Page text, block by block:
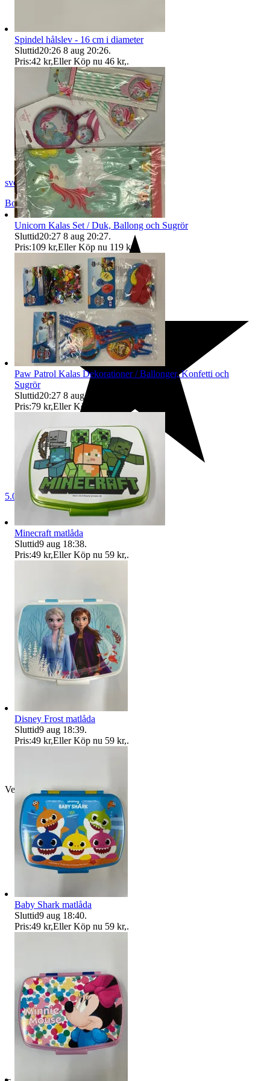
svopt1
Borås,Sverige
5.0
Verifierad
Spindel hålslev - 16 cm i diameter
Sluttid20:26 8 aug 20:26.
Pris:42 kr,Eller Köp nu 46 kr,.
Unicorn Kalas Set / Duk, Ballong och Sugrör
Sluttid20:27 8 aug 20:27.
Pris:109 kr,Eller Köp nu 119 kr .
Paw Patrol Kalas Dekorationer / Ballonger, Konfetti och
Sugrör
Sluttid20:27 8 aug 20:27
Pris:79 kr,Eller Köp nu
Minecraft matlåda
Sluttid9 aug 18:38.
Pris:49 kr,Eller Köp nu 59 kr,.
Disney Frost matlåda
Sluttid9 aug 18:39.
Pris:49 kr,Eller Köp nu 59 kr,.
Baby Shark matlåda
Sluttid9 aug 18:40.
Pris:49 kr,Eller Köp nu 59 kr,.